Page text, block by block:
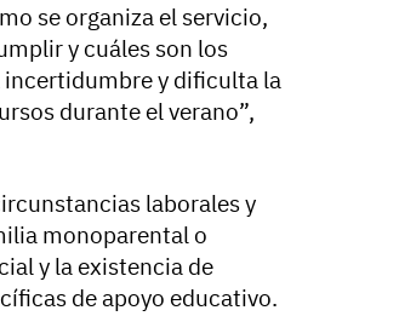
se organiza el servicio,
y cuáles son los
incertidumbre y dificulta la
durante el verano”,
laborales y
monoparental o
y la existencia de
de apoyo educativo.